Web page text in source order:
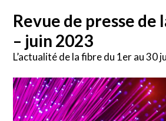
Revue de presse de
– juin 2023
L’actualité de la fibre du 1er au 30